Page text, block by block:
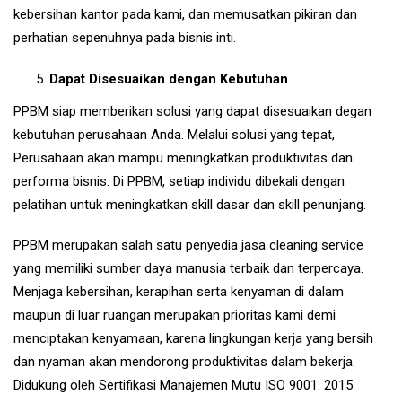
kebersihan kantor pada kami, dan memusatkan pikiran dan
perhatian sepenuhnya pada bisnis inti.
Dapat Disesuaikan dengan Kebutuhan
PPBM siap memberikan solusi yang dapat disesuaikan degan
kebutuhan perusahaan Anda. Melalui solusi yang tepat,
Perusahaan akan mampu meningkatkan produktivitas dan
performa bisnis. Di PPBM, setiap individu dibekali dengan
pelatihan untuk meningkatkan skill dasar dan skill penunjang.
PPBM merupakan salah satu penyedia jasa cleaning service
yang memiliki sumber daya manusia terbaik dan terpercaya.
Menjaga kebersihan, kerapihan serta kenyaman di dalam
maupun di luar ruangan merupakan prioritas kami demi
menciptakan kenyamaan, karena lingkungan kerja yang bersih
dan nyaman akan mendorong produktivitas dalam bekerja.
Didukung oleh Sertifikasi Manajemen Mutu ISO 9001: 2015